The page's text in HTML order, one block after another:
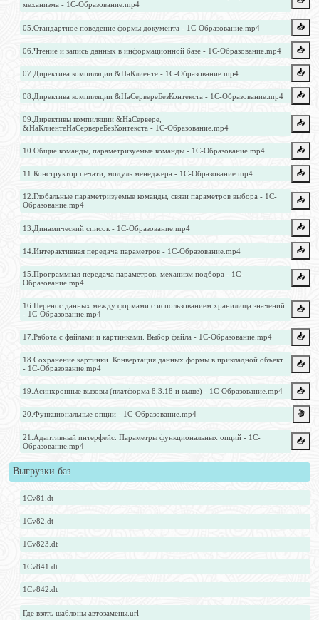
механизма - 1С-Образование.mp4
05.Стандартное поведение формы документа - 1С-Образование.mp4 📥️
06.Чтение и запись данных в информационной базе - 1С-Образование.mp4 📥️
07.Директива компиляции &НаКлиенте - 1С-Образование.mp4 📥️
08.Директива компиляции &НаСервереБезКонтекста - 1С-Образование.mp4 📥️
09.Директивы компиляции &НаСервере,
&НаКлиентеНаСервереБезКонтекста - 1С-Образование.mp4
📥️
10.Общие команды, параметризуемые команды - 1С-Образование.mp4 📥️
11.Конструктор печати, модуль менеджера - 1С-Образование.mp4 📥️
12.Глобальные параметризуемые команды, связи параметров выбора - 1С-
Образование.mp4
📥️
13.Динамический список - 1С-Образование.mp4 📥️
14.Интерактивная передача параметров - 1С-Образование.mp4 📥️
15.Программная передача параметров, механизм подбора - 1С-
Образование.mp4
📥️
16.Перенос данных между формами с использованием хранилища значений
- 1С-Образование.mp4
📥️
17.Работа с файлами и картинками. Выбор файла - 1С-Образование.mp4 📥️
18.Сохранение картинки. Конвертация данных формы в прикладной объект
- 1С-Образование.mp4
📥️
19.Асинхронные вызовы (платформа 8.3.18 и выше) - 1С-Образование.mp4 📥️
20.Функциональные опции - 1С-Образование.mp4 🎬
21.Адаптивный интерфейс. Параметры функциональных опций - 1С-
Образование.mp4
📥️
Выгрузки баз
1Cv81.dt
1Cv82.dt
1Cv823.dt
1Cv841.dt
1Cv842.dt
Где взять шаблоны автозамены.url